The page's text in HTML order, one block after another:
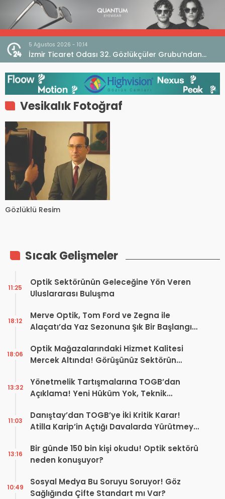
5 Ağustos 2026 - 10:14
İzmir Ticaret Odası 32. Gözlükçüler Grubu’ndan
TEBD II DigitaliSME Dijital Dönüşüm Projesi açıklaması
Vesikalık Fotoğraf
Gözlüklü Resim
Sıcak Gelişmeler
Optik Sektörünün Geleceğine Yön Veren
Uluslararası Buluşma
11:25
Merve Optik, Tom Ford ve Zegna ile
Alaçatı’da Yaz Sezonuna Şık Bir Başlangıç ​​
18:12
Optik Mağazalarındaki Hizmet Kalitesi
Mercek Altında! Görüşünüz Sektörün
18:06
Yönetmelik Tartışmalarına TOGB’dan
Açıklama! Yeni Hüküm Yok, Teknik
13:32
Danıştay’dan TOGB’ye İki Kritik Karar!
Atilla Karip’in Açtığı Davalarda Yürütmeyi
11:03
Bir günde 150 bin kişi okudu! Optik sektörü
neden konuşuyor?
13:16
Sosyal Medya Bu Soruyu Soruyor! Göz
Sağlığında Çifte Standart mı Var?
10:49